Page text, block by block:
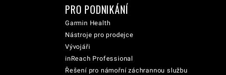
PRO PODNIKÁNÍ
Garmin Health
Nástroje pro prodejce
Vývojáři
inReach Professional
Řešení pro námořní záchrannou službu